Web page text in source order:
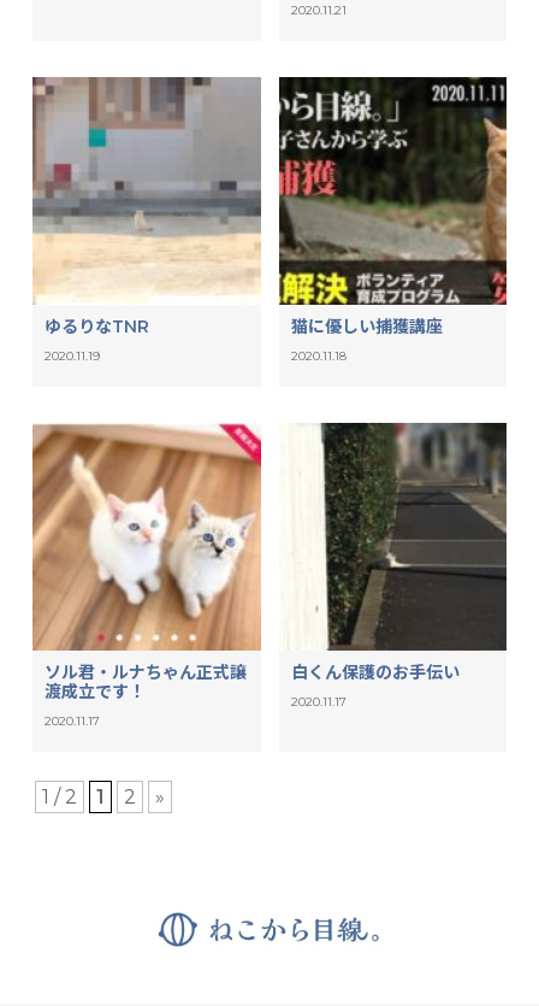
2020.11.21
ゆるりなTNR
2020.11.19
猫に優しい捕獲講座
2020.11.18
ソル君・ルナちゃん正式譲
渡成立です！
2020.11.17
白くん保護のお手伝い
2020.11.17
1 / 2 1 2 »